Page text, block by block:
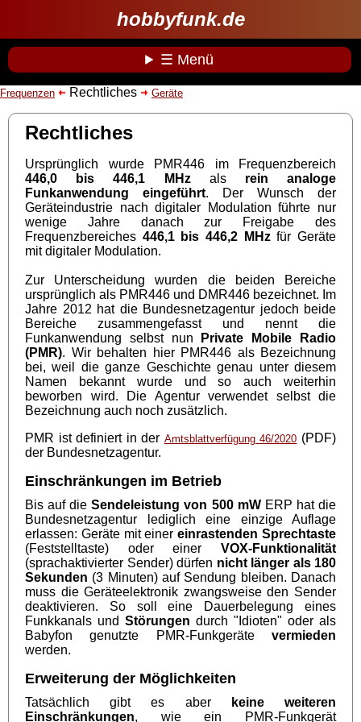
hobbyfunk.de
☰ Menü
Frequenzen Rechtliches Geräte
Rechtliches
Ursprünglich wurde PMR446 im Frequenzbereich
446,0 bis 446,1 MHzals rein analoge
Funkanwendung eingeführt. Der Wunsch der
Geräteindustrie nach digitaler Modulation führte nur
wenige Jahre danach zur Freigabe des
Frequenzbereiches 446,1 bis 446,2 MHzfür Geräte
mit digitaler Modulation.
Zur Unterscheidung wurden die beiden Bereiche
ursprünglich als PMR446 und DMR446 bezeichnet. Im
Jahre 2012 hat die Bundesnetzagentur jedoch beide
Bereiche zusammengefasst und nennt die
Funkanwendung selbst nun
Private Mobile Radio
(PMR). Wir behalten hier PMR446 als Bezeichnung
bei, weil die ganze Geschichte genau unter diesem
Namen bekannt wurde und so auch weiterhin
beworben wird. Die Agentur verwendet selbst die
Bezeichnung auch noch zusätzlich.
PMR ist definiert in der Amtsblattverfügung 46/2020 (PDF)
der Bundesnetzagentur.
Einschränkungen im Betrieb
Bis auf dieSendeleistung von 500 mW ERP hat die
Bundesnetzagentur lediglich eine einzige Auflage
erlassen: Geräte mit einereinrastenden Sprechtaste
(Feststelltaste) oder einer VOX-Funktionalität
(sprachaktivierter Sender) dürfen nicht länger als 180
Sekunden (3 Minuten) auf Sendung bleiben. Danach
muss die Geräteelektronik zwangsweise den Sender
deaktivieren. So soll eine Dauerbelegung eines
Funkkanals und Störungen durch "Idioten" oder als
Babyfon genutzte PMR-Funkgeräte vermieden
werden.
Erweiterung der Möglichkeiten
Tatsächlich gibt es aber
keine weiteren
Einschränkungen, wie ein PMR-Funkgerät